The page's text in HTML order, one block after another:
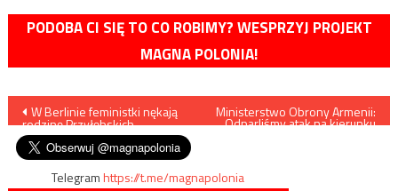
PODOBA CI SIĘ TO CO ROBIMY? WESPRZYJ PROJEKT
MAGNA POLONIA!
Nawigacja
wpisu
W Berlinie feministki nękają
rodzinę Przyłębskich
Ministerstwo Obrony Armenii:
Odparliśmy atak na kierunku
Telegramhttps://t.me/magnapolonia